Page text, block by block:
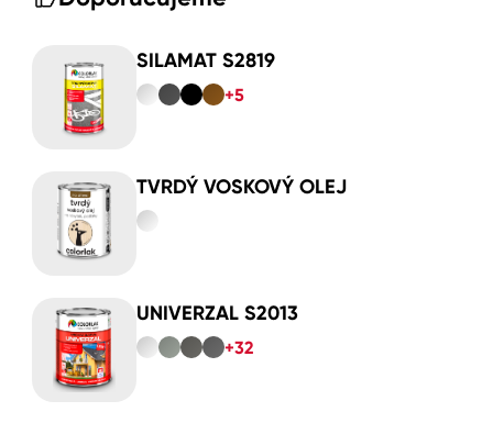
SILAMAT S2819
+5
TVRDÝ VOSKOVÝ OLEJ
UNIVERZAL S2013
+32